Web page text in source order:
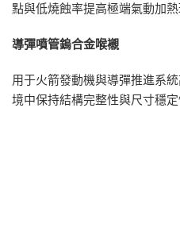
點與低燒蝕率提高極端氣動加熱
導彈噴管鎢合金喉襯
用于火箭發動機與導彈推進系
境中保持結構完整性與尺寸穩定